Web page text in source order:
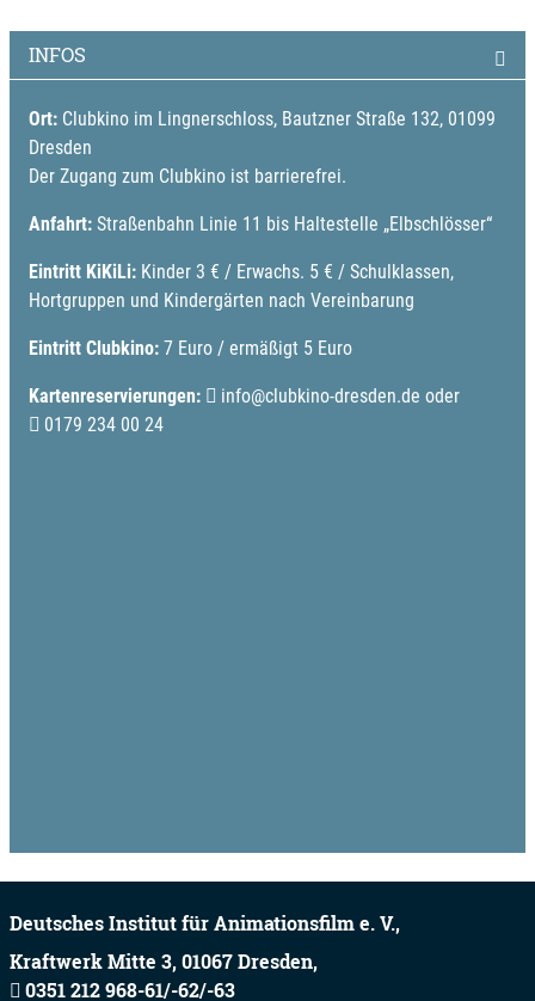
INFOS
Ort: Clubkino im Lingnerschloss, Bautzner Straße 132, 01099
Dresden
Der Zugang zum Clubkino ist barrierefrei.
Anfahrt: Straßenbahn Linie 11 bis Haltestelle „Elbschlösser“
Eintritt KiKiLi: Kinder 3 € / Erwachs. 5 € / Schulklassen,
Hortgruppen und Kindergärten nach Vereinbarung
Eintritt Clubkino: 7 Euro / ermäßigt 5 Euro
Kartenreservierungen: info@clubkino-dresden.de oder
0179 234 00 24
Deutsches Institut für Animationsfilm e. V.,
Kraftwerk Mitte 3,01067Dresden,
0351 212 968-61/-62/-63